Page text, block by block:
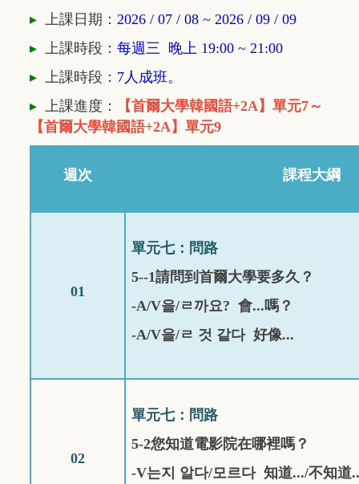
▸ 上課日期： 2026 / 07 / 08 ~ 2026 / 09 / 09
▸ 上課時段： 每週三 晚上 19:00 ~ 21:00
▸ 上課時段： 7人成班。
▸ 上課進度： 【首爾大學韓國語+2A】單元7～
【首爾大學韓國語+2A】單元9
週次 課程大綱
01
單元七：問路
5--1請問到首爾大學要多久？
-A/V을/ㄹ까요? 會...嗎？
-A/V을/ㄹ 것 같다 好像...
02
單元七：問路
5-2您知道電影院在哪裡嗎？
-V는지 알다/모르다 知道.../不知道